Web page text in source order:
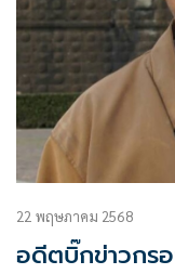
22 พฤษภาคม 2568
อดีตบิ๊กข่าวกร